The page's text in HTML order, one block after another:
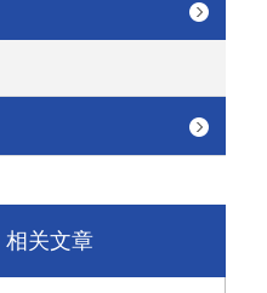
相关文章